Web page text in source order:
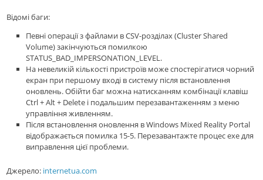
Відомі баги:
Певні операції з файлами в CSV-розділах (Cluster Shared
Volume) закінчуються помилкою
STATUS_BAD_IMPERSONATION_LEVEL.
На невеликій кількості пристроїв може спостерігатися чорний
екран при першому вході в систему після встановлення
оновлень. Обійти баг можна натисканням комбінації клавіш
Ctrl + Alt + Delete і подальшим перезавантаженням з меню
управління живленням.
Після встановлення оновлення в Windows Mixed Reality Portal
відображається помилка 15-5. Перезавантажте процес exe для
виправлення цієї проблеми.
Джерело: internetua.com